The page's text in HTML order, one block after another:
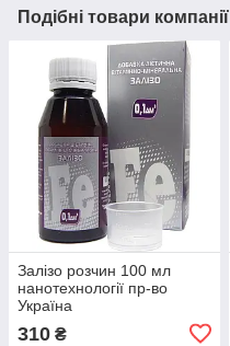
Подібні товари компанії
Залізо розчин 100 мл
нанотехнології пр-во
Україна
310 ₴